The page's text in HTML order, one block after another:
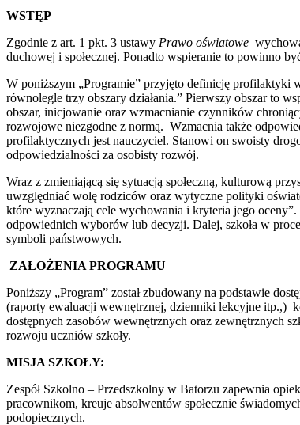
WSTĘP
Zgodnie z art. 1 pkt. 3 ustawy Prawo oświatowe
duchowej i społecznej. Ponadto wspieranie to powinno
W poniższym „Programie” przyjęto definicję profilaktyki
równolegle trzy obszary działania.” Pierwszy obszar to
obszar, inicjowanie oraz wzmacnianie czynników
rozwojowe niezgodne z normą. Wzmacnia także
profilaktycznych jest nauczyciel. Stanowi on swoisty
odpowiedzialności za osobisty rozwój.
Wraz z zmieniającą się sytuacją społeczną, kulturową
uwzględniać wolę rodziców oraz wytyczne polityki
które wyznaczają cele wychowania i kryteria jego
odpowiednich wyborów lub decyzji. Dalej, szkoła w
symboli państwowych.
ZAŁOŻENIA PROGRAMU
Poniższy „Program” został zbudowany na podstawie
(raporty ewaluacji wewnętrznej, dzienniki lekcyjne itp.,)
dostępnych zasobów wewnętrznych oraz zewnętrznych
rozwoju uczniów szkoły.
MISJA SZKOŁY:
Zespół Szkolno – Przedszkolny w Batorzu zapewnia
pracownikom, kreuje absolwentów społecznie
podopiecznych.